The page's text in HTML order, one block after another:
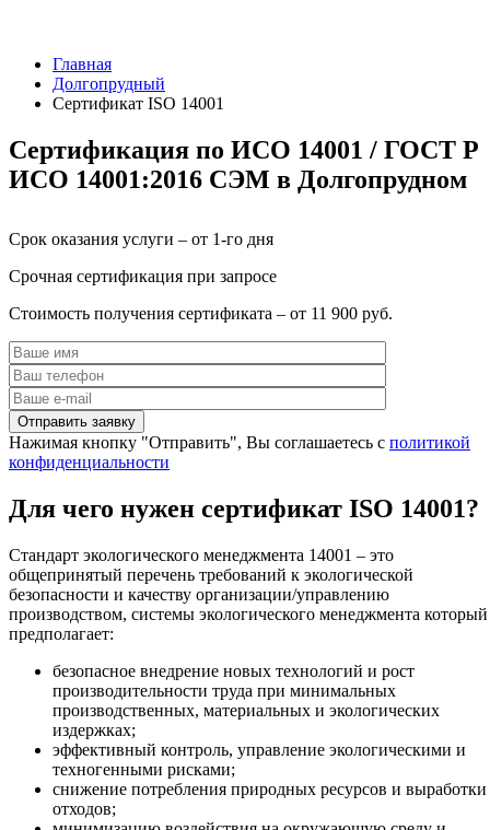
Главная
Долгопрудный
Сертификат ISO 14001
Сертификация по ИСО 14001 / ГОСТ Р
ИСО 14001:2016 СЭМ в Долгопрудном
Срок оказания услуги – от 1-го дня
Срочная сертификация при запросе
Стоимость получения сертификата – от 11 900 руб.
Нажимая кнопку "Отправить", Вы соглашаетесь с политикой
конфиденциальности
Для чего нужен сертификат ISO 14001?
Стандарт экологического менеджмента 14001 – это
общепринятый перечень требований к экологической
безопасности и качеству организации/управлению
производством, системы экологического менеджмента который
предполагает:
безопасное внедрение новых технологий и рост
производительности труда при минимальных
производственных, материальных и экологических
издержках;
эффективный контроль, управление экологическими и
техногенными рисками;
снижение потребления природных ресурсов и выработки
отходов;